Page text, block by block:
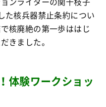
た核兵器禁止条約につい
核廃絶の第一歩ははじ
きました。
体験ワークショッ